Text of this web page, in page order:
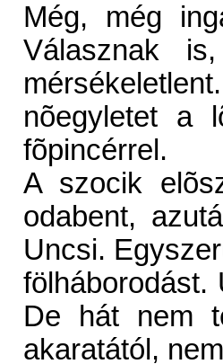
Még, még
Válasznak
nõegyletet a
fõpincérrel.
A szocik
odabent,
Uncsi.
fölháborodást.
De hát nem
akaratától,